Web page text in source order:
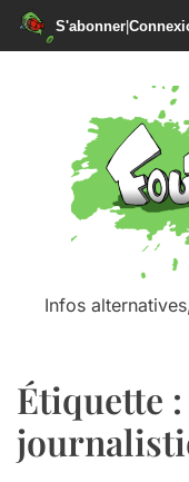
S'abonner|
Infos
Étiquette :